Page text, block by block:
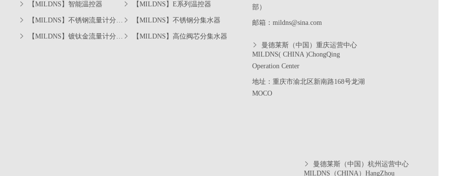
【MILDNS】智能温控器 【MILDNS】E系列温控器
【MILDNS】不锈钢流量计分集
水器
【MILDNS】不锈钢分集水器
【MILDNS】镀钛金流量计分集
【MILDNS】高位阀芯分集水器
部）
邮箱：mildns@sina.com
曼德莱斯（中国）重庆运营中心
MILDNS( CHINA )ChongQing
Operation Center
地址：重庆市渝北区新南路168号龙湖
MOCO
曼德莱斯（中国）杭州运营中心
MILDNS（CHINA）HangZhou